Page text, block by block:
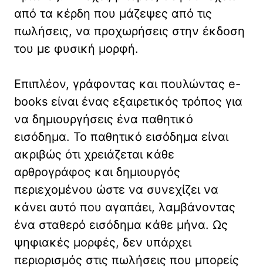
από τα κέρδη που μάζεψες από τις
πωλήσεις, να προχωρήσεις στην έκδοση
του με φυσική μορφή.
Επιπλέον, γράφοντας και πουλώντας e-
books είναι ένας εξαιρετικός τρόπος για
να δημιουργήσεις ένα παθητικό
εισόδημα. Το παθητικό εισόδημα είναι
ακριβώς ότι χρειάζεται κάθε
αρθρογράφος και δημιουργός
περιεχομένου ώστε να συνεχίζει να
κάνει αυτό που αγαπάει, λαμβάνοντας
ένα σταθερό εισόδημα κάθε μήνα. Ως
ψηφιακές μορφές, δεν υπάρχει
περιορισμός στις πωλήσεις που μπορείς